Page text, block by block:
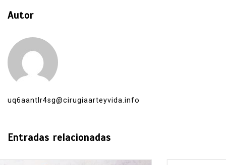
Autor
uq6aantlr4sg@cirugiaarteyvida.info
Entradas relacionadas